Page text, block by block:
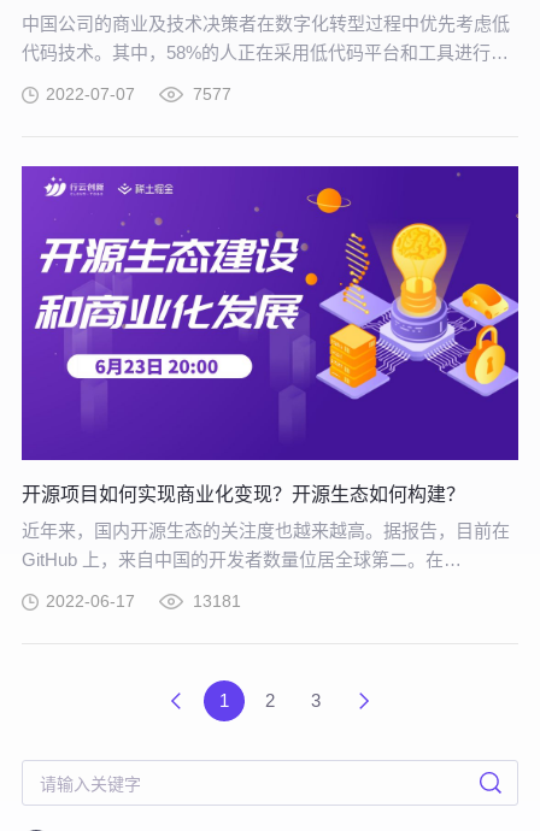
中国公司的商业及技术决策者在数字化转型过程中优先考虑低
代码技术。其中，58%的人正在采用低代码平台和工具进行软
联网的协同作用使其在未来更为适合支撑企业的核心竞争力
2022-07-07 7577
开源项目如何实现商业化变现？开源生态如何构建？
近年来，国内开源生态的关注度也越来越高。据报告，目前在
GitHub 上，来自中国的开发者数量位居全球第二。在
影，但值得注意的是，虽然国内开源项目多，但具有国际影响
2022-06-17 13181
1 2 3